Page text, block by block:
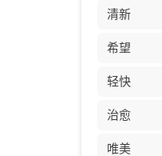
清新
希望
轻快
治愈
唯美